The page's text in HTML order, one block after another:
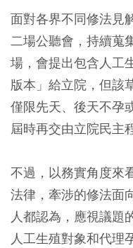
面對各界不同修法見
二場公聽會，持續蒐
場，會提出包含人工
版本」給立院，但該
僅限先天、後天不孕
屆時再交由立院民主
不過，以務實角度來
法律，牽涉的修法面
人都認為，應視議題
人工生殖對象和代理